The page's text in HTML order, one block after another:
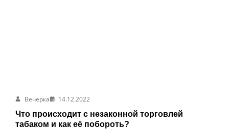
Вечерка
14.12.2022
Что происходит с незаконной торговлей
табаком и как её побороть?